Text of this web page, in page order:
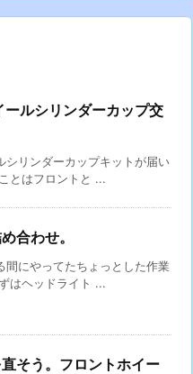
ールシリンダーカップ交
シリンダーカップキットが届い
とはフロントと ...
合わせ。
間にやってたちょっとした作業
はヘッドライト ...
そう。フロントホイー